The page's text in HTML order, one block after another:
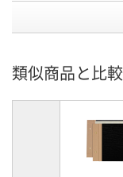
類似商品と比較